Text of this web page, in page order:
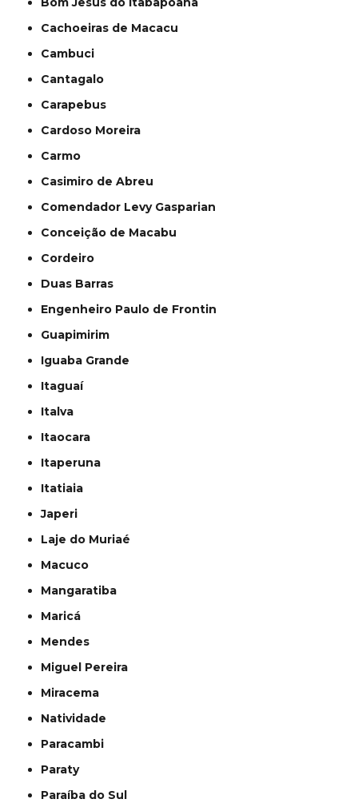
Cachoeiras de Macacu
Cambuci
Cantagalo
Carapebus
Cardoso Moreira
Carmo
Casimiro de Abreu
Comendador Levy Gasparian
Conceição de Macabu
Cordeiro
Duas Barras
Engenheiro Paulo de Frontin
Guapimirim
Iguaba Grande
Itaguaí
Italva
Itaocara
Itaperuna
Itatiaia
Japeri
Laje do Muriaé
Macuco
Mangaratiba
Maricá
Mendes
Miguel Pereira
Miracema
Natividade
Paracambi
Paraty
Paraíba do Sul